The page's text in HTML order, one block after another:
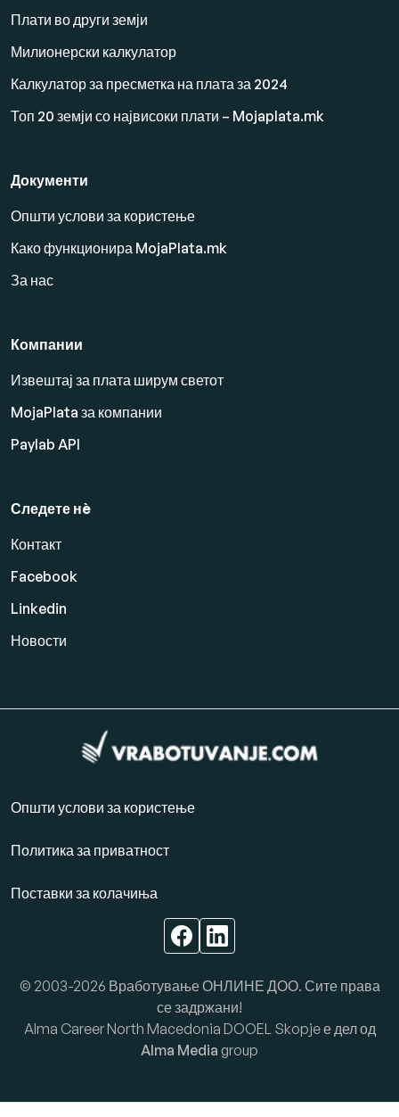
Плати во други земји
Милионерски калкулатор
Калкулатор за пресметка на плата за 2024
Топ 20 земји со највисоки плати – Mojaplata.mk
Документи
Општи услови за користење
Како функционира MojaPlata.mk
За нас
Компании
Извештај за плата ширум светот
MojaPlata за компании
Paylab API
Следете нè
Контакт
Facebook
Linkedin
Новости
Општи услови за користење
Политика за приватност
Поставки за колачиња
© 2003-2026 Вработување ОНЛИНЕ ДОО. Сите права
се задржани!
Alma Career North Macedonia DOOEL Skopje е дел од
Alma Media group